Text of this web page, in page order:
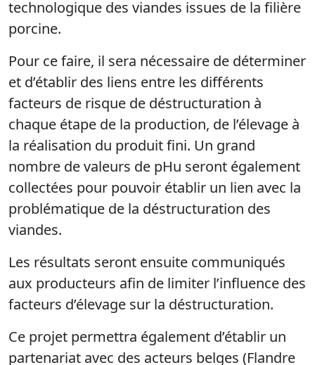
technologique des viandes issues de la filière
porcine.
Pour ce faire, il sera nécessaire de déterminer
et d’établir des liens entre les différents
facteurs de risque de déstructuration à
chaque étape de la production, de l’élevage à
la réalisation du produit fini. Un grand
nombre de valeurs de pHu seront également
collectées pour pouvoir établir un lien avec la
problématique de la déstructuration des
viandes.
Les résultats seront ensuite communiqués
aux producteurs afin de limiter l’influence des
facteurs d’élevage sur la déstructuration.
Ce projet permettra également d’établir un
partenariat avec des acteurs belges (Flandre